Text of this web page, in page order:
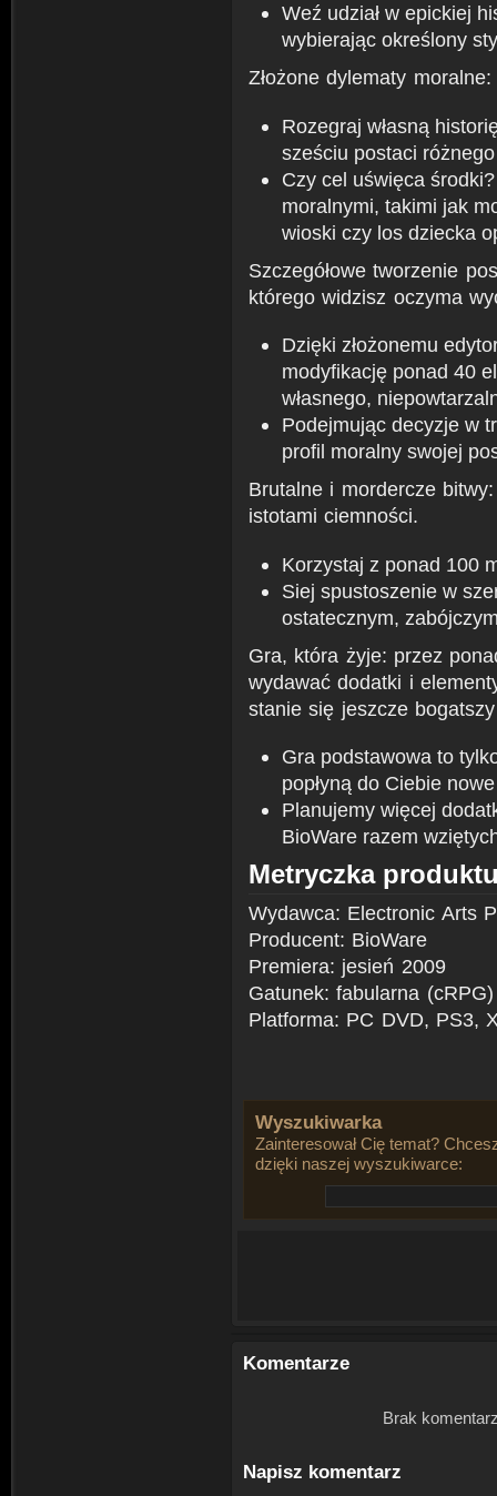
Weź udział w epickiej
wybierając określony
Złożone dylematy
Rozegraj własną
sześciu postaci
Czy cel uświęca
moralnymi, takimi jak
wioski czy los dziecka
Szczegółowe tworzenie
którego widzisz oczyma
Dzięki złożonemu
modyfikację ponad 40
własnego,
Podejmując decyzje w
profil moralny swojej
Brutalne i mordercze
istotami ciemności.
Korzystaj z ponad 100
Siej spustoszenie w
ostatecznym,
Gra, która żyje: przez
wydawać dodatki i
stanie się jeszcze
Gra podstawowa to
popłyną do Ciebie
Planujemy więcej
BioWare razem
Metryczka
Wydawca: Electronic Arts
Producent: BioWare
Premiera: jesień 2009
Gatunek: fabularna (cRPG)
Platforma: PC DVD, PS3,
Wyszukiwarka
Zainteresował Cię temat?
dzięki naszej wyszukiwarce:
Komentarze
Brak
Napisz komentarz